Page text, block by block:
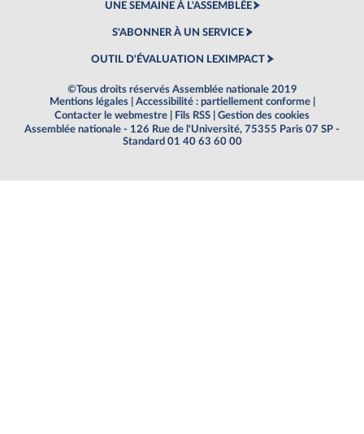
UNE SEMAINE À L'ASSEMBLÉE
S'ABONNER À UN SERVICE
OUTIL D'ÉVALUATION LEXIMPACT
©Tous droits réservés Assemblée nationale 2019
Mentions légales
Accessibilité : partiellement conforme
Contacter le webmestre
Fils RSS
Gestion des cookies
Assemblée nationale - 126 Rue de l'Université, 75355 Paris 07 SP -
Standard 01 40 63 60 00